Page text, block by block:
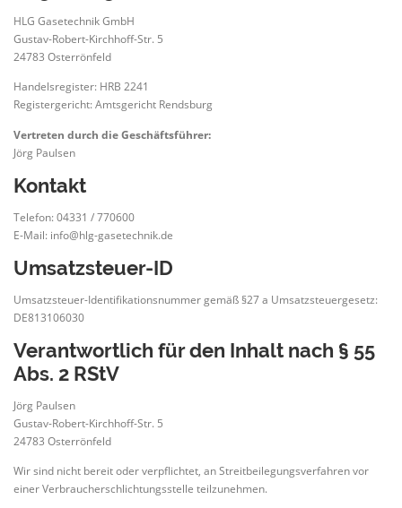
HEIZSYSTEME FÜR DIE LANDWIRTSCHAFT
HLG Gasetechnik GmbH
Gustav-Robert-Kirchhoff-Str. 5
24783 Osterrönfeld
Handelsregister: HRB 2241
Registergericht: Amtsgericht Rendsburg
Vertreten durch die Geschäftsführer:
Jörg Paulsen
Kontakt
Telefon: 04331 / 770600
E-Mail: info@hlg-gasetechnik.de
Umsatzsteuer-ID
Umsatzsteuer-Identifikationsnummer gemäß §27 a Umsatzsteuergesetz:
DE813106030
Verantwortlich für den Inhalt nach § 55
Abs. 2 RStV
Jörg Paulsen
Gustav-Robert-Kirchhoff-Str. 5
24783 Osterrönfeld
Wir sind nicht bereit oder verpflichtet, an Streitbeilegungsverfahren vor
einer Verbraucherschlichtungsstelle teilzunehmen.